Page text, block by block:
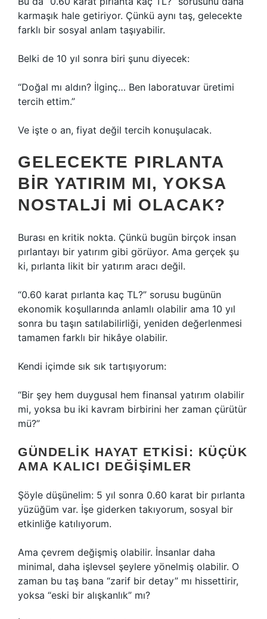
karmaşık hale getiriyor. Çünkü aynı taş, gelecekte
farklı bir sosyal anlam taşıyabilir.
Belki de 10 yıl sonra biri şunu diyecek:
“Doğal mı aldın? İlginç… Ben laboratuvar üretimi
tercih ettim.”
Ve işte o an, fiyat değil tercih konuşulacak.
GELECEKTE PIRLANTA
BIR YATIRIM MI, YOKSA
NOSTALJI MI OLACAK?
Burası en kritik nokta. Çünkü bugün birçok insan
pırlantayı bir yatırım gibi görüyor. Ama gerçek şu
ki, pırlanta likit bir yatırım aracı değil.
“0.60 karat pırlanta kaç TL?” sorusu bugünün
ekonomik koşullarında anlamlı olabilir ama 10 yıl
sonra bu taşın satılabilirliği, yeniden değerlenmesi
tamamen farklı bir hikâye olabilir.
Kendi içimde sık sık tartışıyorum:
“Bir şey hem duygusal hem finansal yatırım olabilir
mi, yoksa bu iki kavram birbirini her zaman çürütür
mü?”
GÜNDELIK HAYAT ETKISI: KÜÇÜK
AMA KALICI DEĞIŞIMLER
Şöyle düşünelim: 5 yıl sonra 0.60 karat bir pırlanta
yüzüğüm var. İşe giderken takıyorum, sosyal bir
etkinliğe katılıyorum.
Ama çevrem değişmiş olabilir. İnsanlar daha
minimal, daha işlevsel şeylere yönelmiş olabilir. O
zaman bu taş bana “zarif bir detay” mı hissettirir,
yoksa “eski bir alışkanlık” mı?